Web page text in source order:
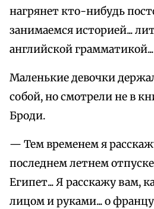
нагрянет кто-нибудь
занимаемся историей...
английской грамматикой...
Маленькие девочки
собой, но смотрели не в
Броди.
— Тем временем я
последнем летнем
Египет... Я расскажу вам,
лицом и руками... о